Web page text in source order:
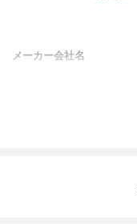
メーカー会社名